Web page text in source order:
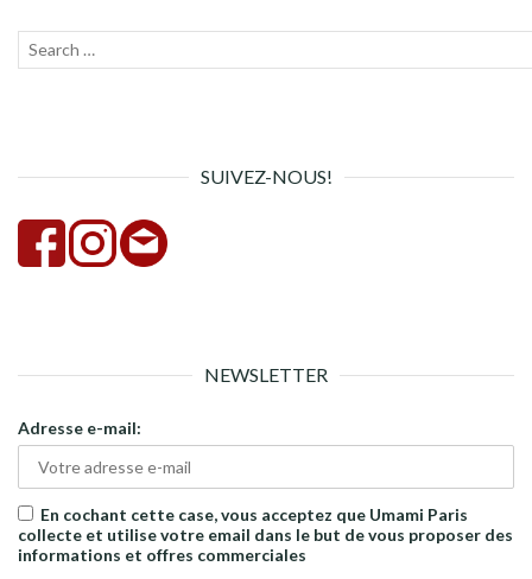
Recherche
SUIVEZ-NOUS!
NEWSLETTER
Adresse e-mail:
En cochant cette case, vous acceptez que Umami Paris
collecte et utilise votre email dans le but de vous proposer des
informations et offres commerciales